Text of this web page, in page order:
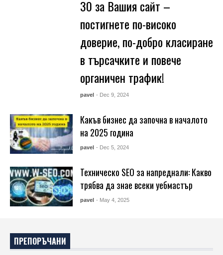
30 за Вашия сайт –
постигнете по-високо
доверие, по-добро класиране
в търсачките и повече
органичен трафик!
pavel - Dec 9, 2024
Какъв бизнес да започна в началото
на 2025 година
pavel - Dec 5, 2024
Техническо SEO за напреднали: Какво
трябва да знае всеки уебмастър
pavel - May 4, 2025
ПРЕПОРЪЧАНИ